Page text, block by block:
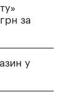
за
у